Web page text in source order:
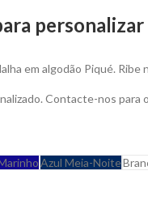
personalizar
em algodão Piqué.
Contacte-nos para
Azul Meia-Noite